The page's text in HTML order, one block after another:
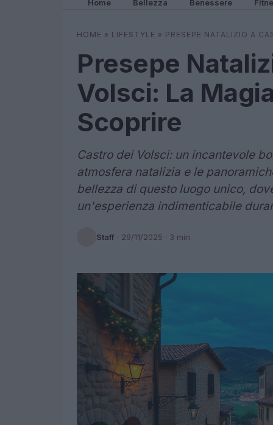
Home Bellezza Benessere
HOME » LIFESTYLE » PRESEPE NATALIZIO A
Presepe
Volsci: La
Scoprire
Castro dei Volsci: un incantevole
atmosfera natalizia e le
bellezza di questo luogo unico,
un'esperienza indimenticabile
Staff · 29/11/2025 · 3 min